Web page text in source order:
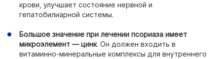
крови, улучшает состояние нервной и
гепатобилиарной системы.
Большое значение при лечении псориаза имеет
микроэлемент — цинк. Он должен входить в
витаминно-минеральные комплексы для внутреннего